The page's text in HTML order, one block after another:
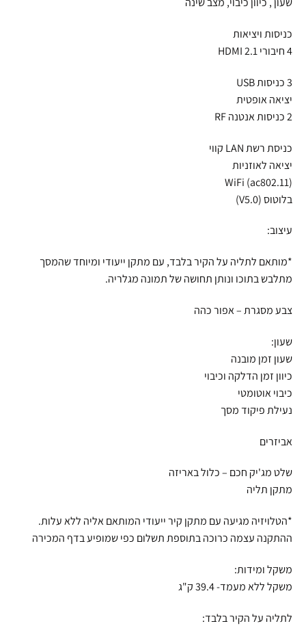
כניסות ויציאות
4 חיבורי HDMI 2.1
3 כניסות USB
יציאה אופטית
2 כניסות אנטנה RF
כניסת רשת LAN קווי
יציאה לאוזניות
WiFi (ac802.11)
בלוטוס (V5.0)
עיצוב:
*מותאם לתליה על הקיר בלבד, עם מתקן ייעודי ומיוחד שהמסך
מתלבש בתוכו ונותן תחושה של תמונה מגלריה.
צבע מסגרת – אפור כהה
שעון:
שעון זמן מובנה
כיוון זמן הדלקה וכיבוי
כיבוי אוטומטי
נעילת פיקוד מסך
אביזרים
שלט מג'יק חכם – כלול באריזה
מתקן תליה
*הטלויזיה מגיעה עם מתקן קיר ייעודי המותאם אליה ללא עלות.
ההתקנה עצמה כרוכה בתוספת תשלום כפי שמופיע בדף המכירה
משקל ומידות:
משקל ללא מעמד- 39.4 ק"ג
לתליה על הקיר בלבד: